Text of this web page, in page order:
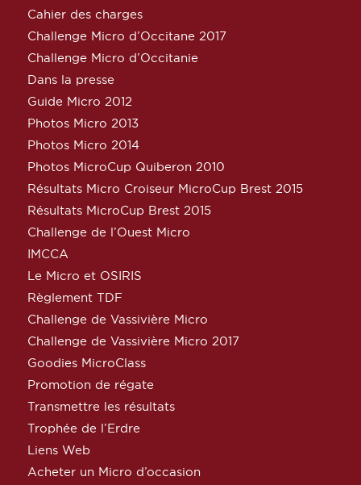
Cahier des charges
Challenge Micro d’Occitane 2017
Challenge Micro d’Occitanie
Dans la presse
Guide Micro 2012
Photos Micro 2013
Photos Micro 2014
Photos MicroCup Quiberon 2010
Résultats Micro Croiseur MicroCup Brest 2015
Résultats MicroCup Brest 2015
Challenge de l’Ouest Micro
IMCCA
Le Micro et OSIRIS
Règlement TDF
Challenge de Vassivière Micro
Challenge de Vassivière Micro 2017
Goodies MicroClass
Promotion de régate
Transmettre les résultats
Trophée de l’Erdre
Liens Web
Acheter un Micro d’occasion